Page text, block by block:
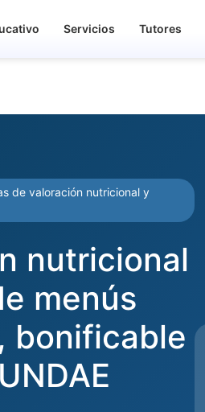
Servicios Tutores
de valoración nutricional y
nutricional
menús
bonificable